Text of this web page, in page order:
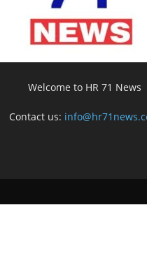
Welcome to HR 71 News
Contact us: